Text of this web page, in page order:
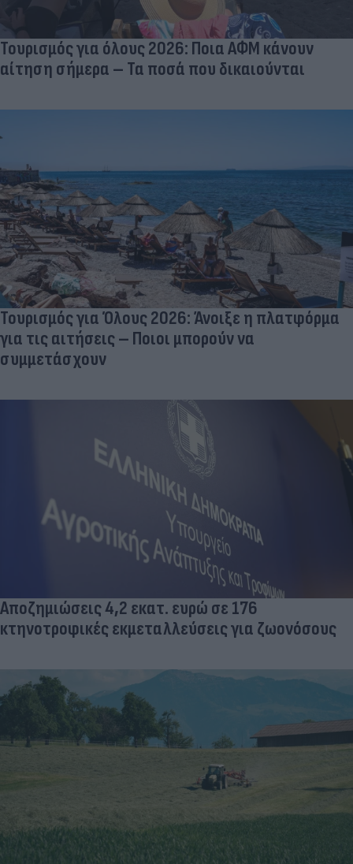
Τουρισμός για όλους 2026: Ποια ΑΦΜ κάνουν
αίτηση σήμερα – Τα ποσά που δικαιούνται
Τουρισμός για Όλους 2026: Άνοιξε η πλατφόρμα
για τις αιτήσεις – Ποιοι μπορούν να
συμμετάσχουν
Αποζημιώσεις 4,2 εκατ. ευρώ σε 176
κτηνοτροφικές εκμεταλλεύσεις για ζωονόσους